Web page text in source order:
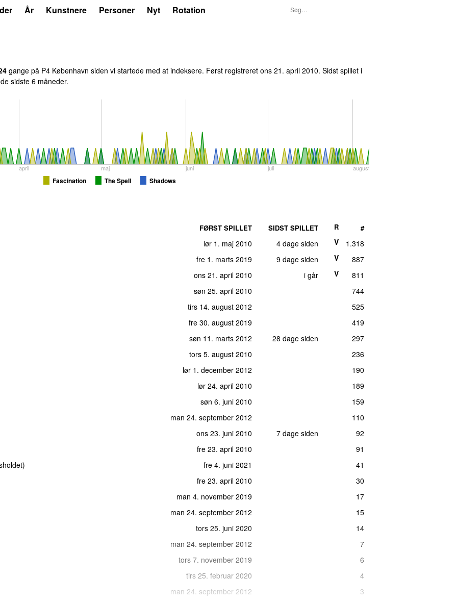
År Kunstnere Personer Nyt Rotation
gange på P4 København siden vi startede med at indeksere. Først registreret ons 21. april 2010. Sidst spillet i
sidste 6 måneder.
april maj juni juli august
Fascination The Spell Shadows
FØRST SPILLET SIDST SPILLET R #
lør 1. maj 2010 4 dage siden V
1.318
fre 1. marts 2019 9 dage siden V
887
ons 21. april 2010 i går V
811
søn 25. april 2010
744
tirs 14. august 2012
525
fre 30. august 2019
419
søn 11. marts 2012 28 dage siden
297
tors 5. august 2010
236
lør 1. december 2012
190
lør 24. april 2010
189
søn 6. juni 2010
159
man 24. september 2012
110
ons 23. juni 2010 7 dage siden
92
fre 23. april 2010
91
) fre 4. juni 2021
41
fre 23. april 2010
30
man 4. november 2019
17
man 24. september 2012
15
tors 25. juni 2020
14
man 24. september 2012
7
tors 7. november 2019
6
tirs 25. februar 2020
4
man 24. september 2012
3